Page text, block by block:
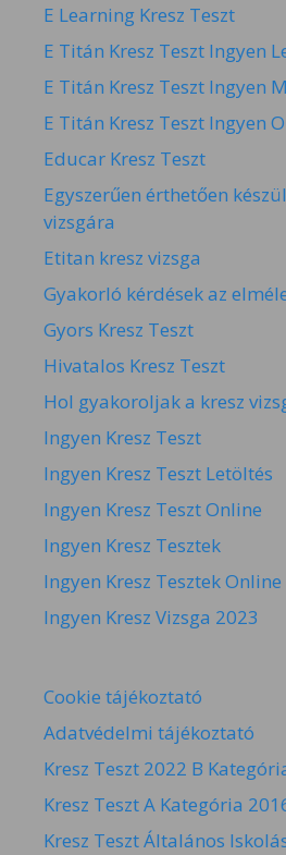
E Learning Kresz Teszt
E Titán Kresz Teszt Ingyen
E Titán Kresz Teszt Ingyen
E Titán Kresz Teszt Ingyen
Educar Kresz Teszt
Egyszerűen érthetően
vizsgára
Etitan kresz vizsga
Gyakorló kérdések az
Gyors Kresz Teszt
Hivatalos Kresz Teszt
Hol gyakoroljak a kresz
Ingyen Kresz Teszt
Ingyen Kresz Teszt Letöltés
Ingyen Kresz Teszt Online
Ingyen Kresz Tesztek
Ingyen Kresz Tesztek Online
Ingyen Kresz Vizsga 2023
Cookie tájékoztató
Adatvédelmi tájékoztató
Kresz Teszt 2022 B
Kresz Teszt A Kategória
Kresz Teszt Általános